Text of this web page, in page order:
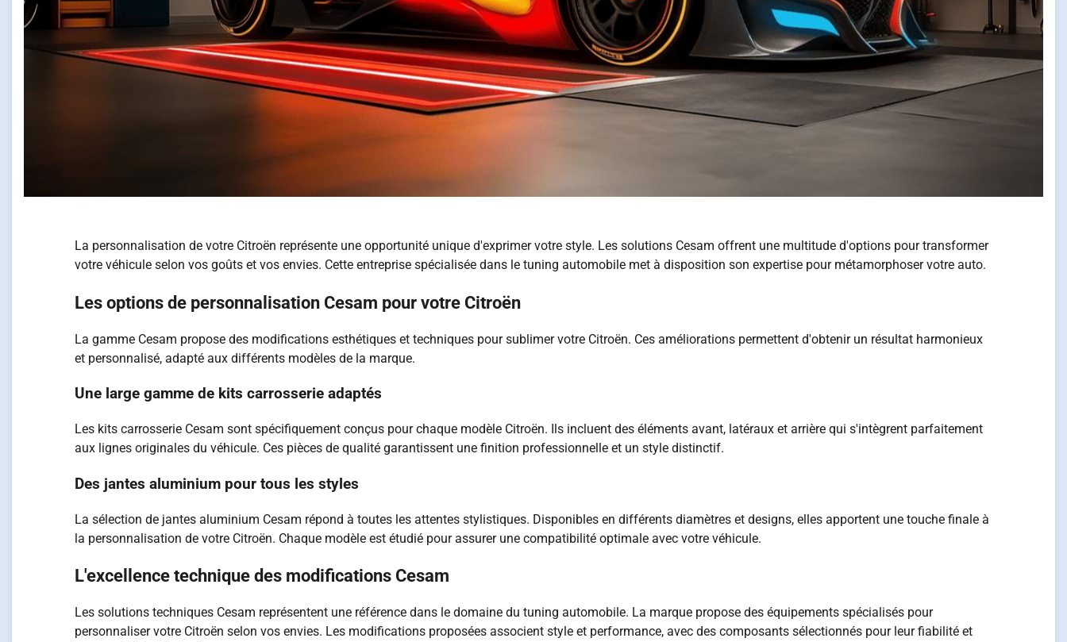
La personnalisation de votre Citroën représente une opportunité unique d'exprimer votre style. Les solutions Cesam offrent une multitude d'options pour transformer
votre véhicule selon vos goûts et vos envies. Cette entreprise spécialisée dans le tuning automobile met à disposition son expertise pour métamorphoser votre auto.
Les options de personnalisation Cesam pour votre Citroën
La gamme Cesam propose des modifications esthétiques et techniques pour sublimer votre Citroën. Ces améliorations permettent d'obtenir un résultat harmonieux
et personnalisé, adapté aux différents modèles de la marque.
Une large gamme de kits carrosserie adaptés
Les kits carrosserie Cesam sont spécifiquement conçus pour chaque modèle Citroën. Ils incluent des éléments avant, latéraux et arrière qui s'intègrent parfaitement
aux lignes originales du véhicule. Ces pièces de qualité garantissent une finition professionnelle et un style distinctif.
Des jantes aluminium pour tous les styles
La sélection de jantes aluminium Cesam répond à toutes les attentes stylistiques. Disponibles en différents diamètres et designs, elles apportent une touche finale à
la personnalisation de votre Citroën. Chaque modèle est étudié pour assurer une compatibilité optimale avec votre véhicule.
L'excellence technique des modifications Cesam
Les solutions techniques Cesam représentent une référence dans le domaine du tuning automobile. La marque propose des équipements spécialisés pour
personnaliser votre Citroën selon vos envies. Les modifications proposées associent style et performance, avec des composants sélectionnés pour leur fiabilité et